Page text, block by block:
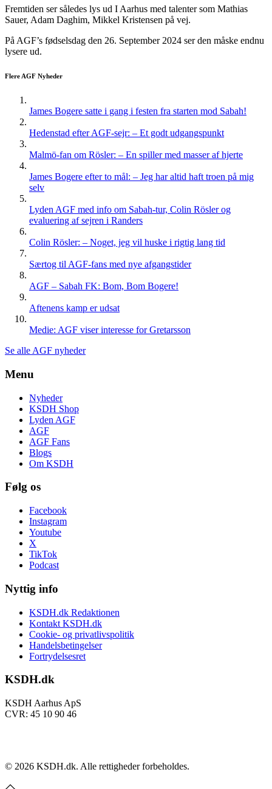
Fremtiden ser således lys ud I Aarhus med talenter som Mathias
Sauer, Adam Daghim, Mikkel Kristensen på vej.
På AGF’s fødselsdag den 26. September 2024 ser den måske endnu
lysere ud.
Flere AGF Nyheder
James Bogere satte i gang i festen fra starten mod Sabah!
Hedenstad efter AGF-sejr: – Et godt udgangspunkt
Malmö-fan om Rösler: – En spiller med masser af hjerte
James Bogere efter to mål: – Jeg har altid haft troen på mig
selv
Lyden AGF med info om Sabah-tur, Colin Rösler og
evaluering af sejren i Randers
Colin Rösler: – Noget, jeg vil huske i rigtig lang tid
Særtog til AGF-fans med nye afgangstider
AGF – Sabah FK: Bom, Bom Bogere!
Aftenens kamp er udsat
Medie: AGF viser interesse for Gretarsson
Se alle AGF nyheder
Menu
Nyheder
KSDH Shop
Lyden AGF
AGF
AGF Fans
Blogs
Om KSDH
Følg os
Facebook
Instagram
Youtube
X
TikTok
Podcast
Nyttig info
KSDH.dk Redaktionen
Kontakt KSDH.dk
Cookie- og privatlivspolitik
Handelsbetingelser
Fortrydelsesret
KSDH.dk
KSDH Aarhus ApS
CVR: 45 10 90 46
© 2026 KSDH.dk. Alle rettigheder forbeholdes.